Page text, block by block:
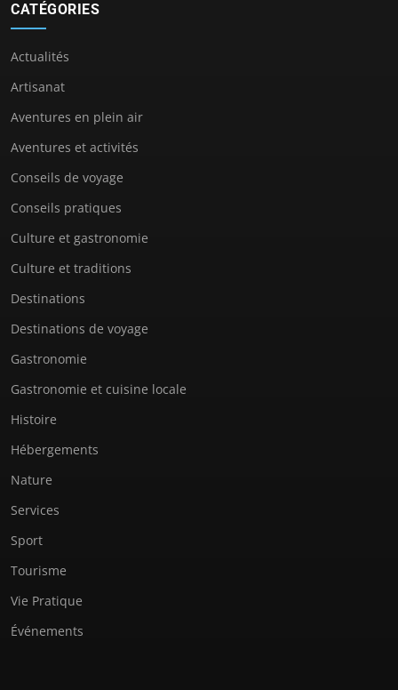
CATÉGORIES
Actualités
Artisanat
Aventures en plein air
Aventures et activités
Conseils de voyage
Conseils pratiques
Culture et gastronomie
Culture et traditions
Destinations
Destinations de voyage
Gastronomie
Gastronomie et cuisine locale
Histoire
Hébergements
Nature
Services
Sport
Tourisme
Vie Pratique
Événements